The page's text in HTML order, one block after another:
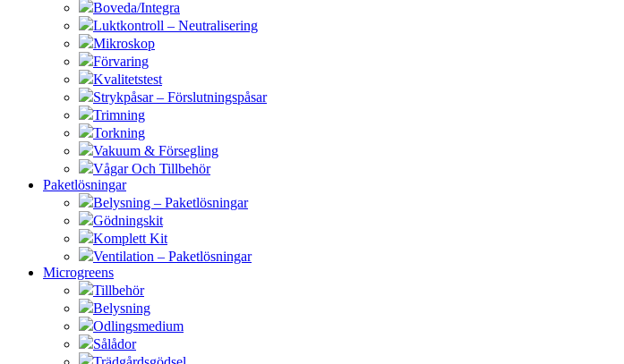
Boveda/Integra
Luktkontroll – Neutralisering
Mikroskop
Förvaring
Kvalitetstest
Strykpåsar – Förslutningspåsar
Trimning
Torkning
Vakuum & Försegling
Vågar Och Tillbehör
Paketlösningar
Belysning – Paketlösningar
Gödningskit
Komplett Kit
Ventilation – Paketlösningar
Microgreens
Tillbehör
Belysning
Odlingsmedium
Sålådor